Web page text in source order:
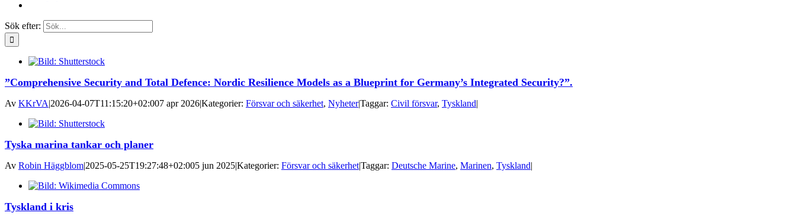
Sök efter:
”Comprehensive Security and Total Defence: Nordic Resilience Models as a Blueprint for Germany’s Integrated Security?”.
Av KKrVA|2026-04-07T11:15:20+02:007 apr 2026|Kategorier: Försvar och säkerhet, Nyheter|Taggar: Civil försvar, Tyskland|
Tyska marina tankar och planer
Av Robin Häggblom|2025-05-25T19:27:48+02:005 jun 2025|Kategorier: Försvar och säkerhet|Taggar: Deutsche Marine, Marinen, Tyskland|
Tyskland i kris